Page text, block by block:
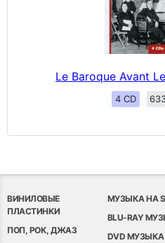
Le Baroque Avant
4 CD
ВИНИЛОВЫЕ
ПЛАСТИНКИ
ПОП, РОК, ДЖАЗ
МУЗЫКА НА
BLU-RAY
DVD МУЗЫКА